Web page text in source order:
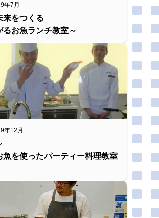
年7月
来をつくる
るお魚ランチ教室～
年12月
魚を使ったパーティー料理教室